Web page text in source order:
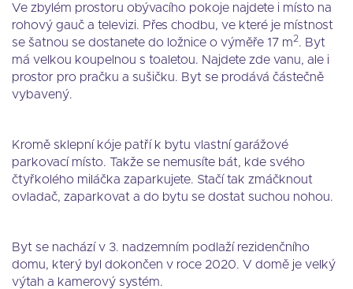
Ve zbylém prostoru obývacího pokoje najdete i místo na
rohový gauč a televizi. Přes chodbu, ve které je místnost
se šatnou se dostanete do ložnice o výměře 17 m2. Byt
má velkou koupelnou s toaletou. Najdete zde vanu, ale i
prostor pro pračku a sušičku. Byt se prodává částečně
vybavený.
Kromě sklepní kóje patří k bytu vlastní garážové
parkovací místo. Takže se nemusíte bát, kde svého
čtyřkolého miláčka zaparkujete. Stačí tak zmáčknout
ovladač, zaparkovat a do bytu se dostat suchou nohou.
Byt se nachází v 3. nadzemním podlaží rezidenčního
domu, který byl dokončen v roce 2020. V domě je velký
výtah a kamerový systém.